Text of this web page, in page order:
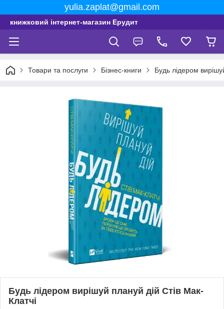
yulia.zaplat@gmail.com
книжковий інтернет-магазин Ерудит
Товари та послуги Бізнес-книги Будь лідером
Будь лідером вирішуй плануй дій Стів Мак-
Клатчі